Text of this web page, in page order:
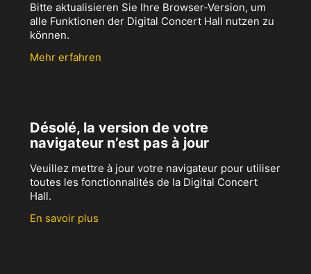
Bitte aktualisieren Sie Ihre Browser-Version, um
alle Funktionen der Digital Concert Hall nutzen zu
können.
Mehr erfahren
Désolé, la version de votre
navigateur n’est pas à jour
Veuillez mettre à jour votre navigateur pour utiliser
toutes les fonctionnalités de la Digital Concert
Hall.
En savoir plus